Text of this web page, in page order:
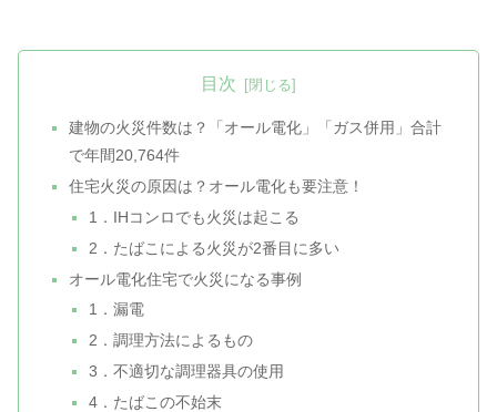
目次
建物の火災件数は？「オール電化」「ガス併用」合計
で年間20,764件
住宅火災の原因は？オール電化も要注意！
1．IHコンロでも火災は起こる
2．たばこによる火災が2番目に多い
オール電化住宅で火災になる事例
1．漏電
2．調理方法によるもの
3．不適切な調理器具の使用
4．たばこの不始末